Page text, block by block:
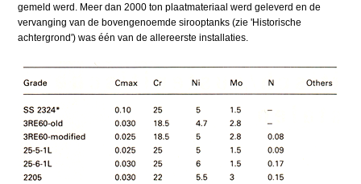
gemeld werd. Meer dan 2000 ton plaatmateriaal werd geleverd en de
vervanging van de bovengenoemde sirooptanks (zie 'Historische
achtergrond') was één van de allereerste installaties.